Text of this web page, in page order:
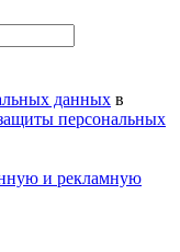
данных в
персональных
и рекламную